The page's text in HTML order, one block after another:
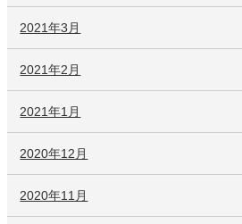
2021年3月
2021年2月
2021年1月
2020年12月
2020年11月